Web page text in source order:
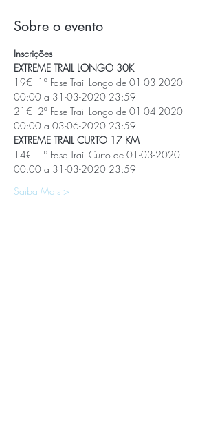
Sobre o evento
Inscrições
EXTREME TRAIL LONGO 30K
19€  1º Fase Trail Longo de 01-03-2020
00:00 a 31-03-2020 23:59
21€  2º Fase Trail Longo de 01-04-2020
00:00 a 03-06-2020 23:59
EXTREME TRAIL CURTO 17 KM
14€  1º Fase Trail Curto de 01-03-2020
00:00 a 31-03-2020 23:59
Saiba Mais >